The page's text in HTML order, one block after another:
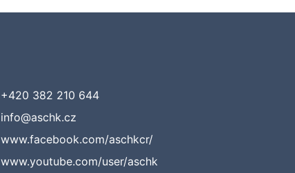
+420 382 210 644
info@aschk.cz
www.facebook.com/aschkcr/
www.youtube.com/user/aschk